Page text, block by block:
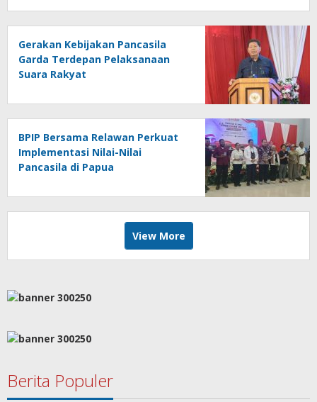
Gerakan Kebijakan Pancasila
Garda Terdepan Pelaksanaan
Suara Rakyat
BPIP Bersama Relawan Perkuat
Implementasi Nilai-Nilai
Pancasila di Papua
View More
Berita Populer